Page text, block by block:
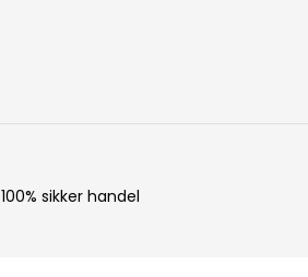
100% sikker handel